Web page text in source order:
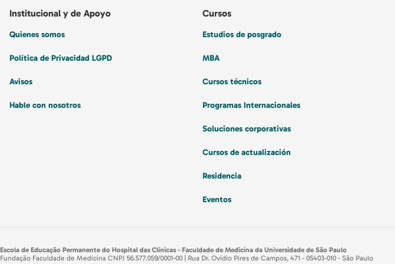
Institucional y de Apoyo
Quienes somos
Política de Privacidad LGPD
Avisos
Hable con nosotros
Cursos
Estudios de posgrado
MBA
Cursos técnicos
Programas Internacionales
Soluciones corporativas
Cursos de actualización
Residencia
Eventos
Escola de Educação Permanente do Hospital das Clínicas - Faculdade de Medicina da Universidade de São Paulo
Fundação Faculdade de Medicina CNPJ 56.577.059/0001-00 | Rua Dr. Ovidio Pires de Campos, 471 - 05403-010 - São Paulo